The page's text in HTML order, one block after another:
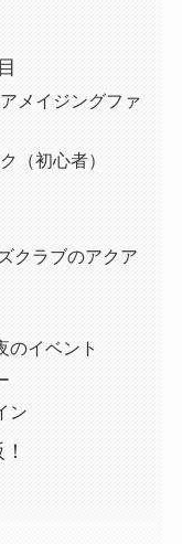
メイジングファ
（初心者）
クラブのアクア
のイベント
ン